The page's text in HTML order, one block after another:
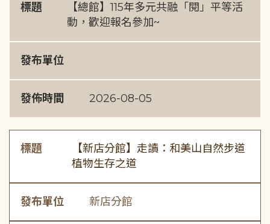
標題
【總館】115年多元共融「閱」平等活
動，歡迎報名參加~
發布單位
發佈時間 2026-08-05
標題
【新店分館】走讀：和美山自然步道
植物生存之道
發布單位 新店分館